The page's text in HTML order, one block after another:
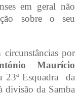
em geral não
sobre o seu
circunstâncias por
Maurício
23ª Esquadra
da
divisão da Samba